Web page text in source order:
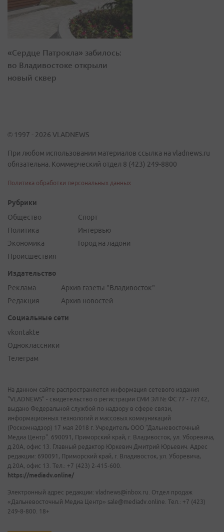
«Сердце Патрокла» забилось:
во Владивостоке открыли
новый сквер
© 1997 - 2026 VLADNEWS
При любом использовании материалов ссылка на vladnews.ru
обязательна. Коммерческий отдел 8 (423) 249-8800
Политика обработки персональных данных
Рубрики
Общество
Политика
Экономика
Происшествия
Спорт
Интервью
Город на ладони
Издательство
Реклама
Редакция
Архив газеты "Владивосток"
Архив новостей
Социальные сети
vkontakte
Одноклассники
Телеграм
На данном сайте распространяется информация сетевого издания
"VLADNEWS" - свидетельство о регистрации СМИ ЭЛ № ФС 77 - 72742,
выдано Федеральной службой по надзору в сфере связи,
информационных технологий и массовых коммуникаций
(Роскомнадзор) 17 мая 2018 г. Учредитель ООО "Дальневосточный
Медиа Центр". 690091, Приморский край, г. Владивосток, ул. Уборевича,
д.20А, офис 13. Главный редактор Юркевич Дмитрий Юрьевич. Адрес
редакции: 690091, Приморский край, г. Владивосток, ул. Уборевича,
д.20А, офис 13. Тел.: +7 (423) 2-415-600.
https://mediadv.online/
Электронный адрес редакции: vladnews@inbox.ru. Отдел продаж
«Дальневосточный Медиа Центр» sale@mediadv.online. Тел.: +7 (423)
249-8-800. 18+